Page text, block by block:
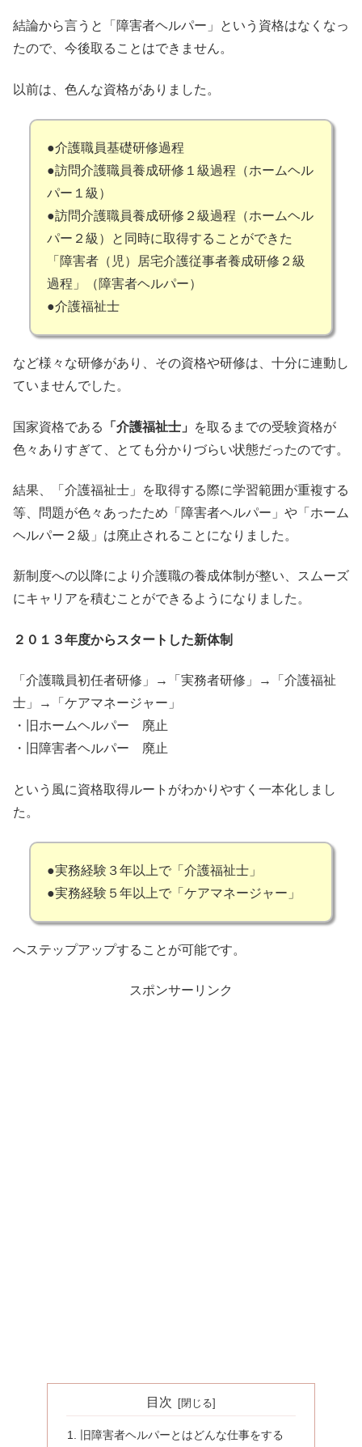
結論から言うと「障害者ヘルパー」という資格はなくなっ
たので、今後取ることはできません。
以前は、色んな資格がありました。
●介護職員基礎研修過程
●訪問介護職員養成研修１級過程（ホームヘル
パー１級）
●訪問介護職員養成研修２級過程（ホームヘル
パー２級）と同時に取得することができた
「障害者（児）居宅介護従事者養成研修２級
過程」（障害者ヘルパー）
●介護福祉士
など様々な研修があり、その資格や研修は、十分に連動し
ていませんでした。
国家資格である 「介護福祉士」
を取るまでの受験資格が
色々ありすぎて、とても分かりづらい状態だったのです。
結果、「介護福祉士」を取得する際に学習範囲が重複する
等、問題が色々あったため「障害者ヘルパー」や「ホーム
ヘルパー２級」は廃止されることになりました。
新制度への以降により介護職の養成体制が整い、スムーズ
にキャリアを積むことができるようになりました。
２０１３年度からスタートした新体制
「介護職員初任者研修」→「実務者研修」→「介護福祉
士」→「ケアマネージャー」
・旧ホームヘルパー 廃止
・旧障害者ヘルパー 廃止
という風に資格取得ルートがわかりやすく一本化しまし
た。
●実務経験３年以上で「介護福祉士」
●実務経験５年以上で「ケアマネージャー」
へステップアップすることが可能です。
スポンサーリンク
目次
旧障害者ヘルパーとはどんな仕事をする